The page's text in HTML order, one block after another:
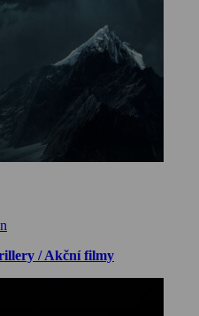
/ Akční filmy